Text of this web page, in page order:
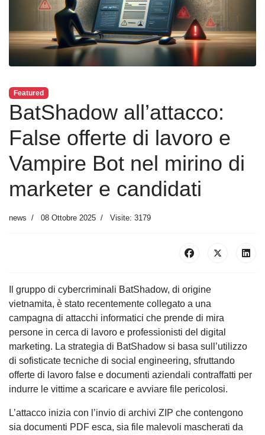
Featured
BatShadow all’attacco:
False offerte di lavoro e
Vampire Bot nel mirino di
marketer e candidati
news 08 Ottobre 2025 Visite: 3179
Il gruppo di cybercriminali BatShadow, di origine
vietnamita, è stato recentemente collegato a una
campagna di attacchi informatici che prende di mira
persone in cerca di lavoro e professionisti del digital
marketing. La strategia di BatShadow si basa sull’utilizzo
di sofisticate tecniche di social engineering, sfruttando
offerte di lavoro false e documenti aziendali contraffatti per
indurre le vittime a scaricare e avviare file pericolosi.
L’attacco inizia con l’invio di archivi ZIP che contengono
sia documenti PDF esca, sia file malevoli mascherati da